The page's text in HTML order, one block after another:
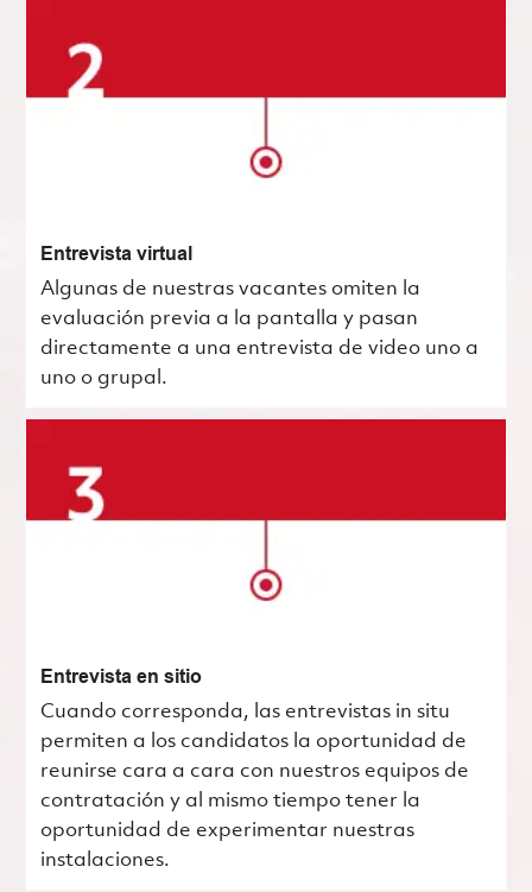
Entrevista virtual
Algunas de nuestras vacantes omiten la
evaluación previa a la pantalla y pasan
directamente a una entrevista de video uno a
uno o grupal.
Entrevista en sitio
Cuando corresponda, las entrevistas in situ
permiten a los candidatos la oportunidad de
reunirse cara a cara con nuestros equipos de
contratación y al mismo tiempo tener la
oportunidad de experimentar nuestras
instalaciones.